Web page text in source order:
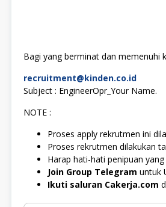
Bagi yang berminat dan memenuhi
recruitment@kinden.co.id
Subject : EngineerOpr_Your Name.
NOTE :
Proses apply rekrutmen ini
Proses rekrutmen dilakukan
Harap hati-hati penipuan
Join Group Telegram untuk
Ikuti saluran Cakerja.com